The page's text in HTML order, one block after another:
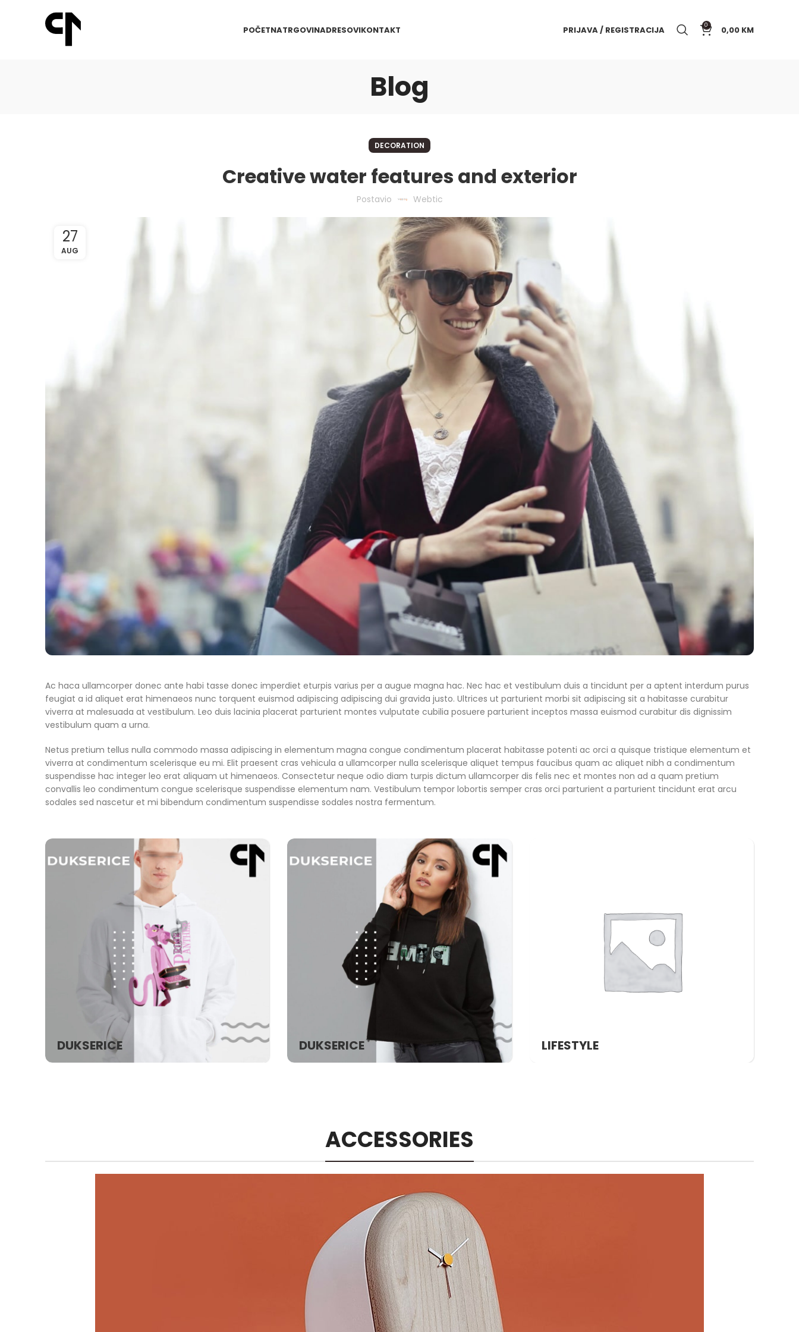
POČETNATRGOVINA
TRENERKE
DRESOVIKONTAKT PRIJAVA / REGISTRACIJA 0 0,00 KM
Blog
DECORATION
Creative water features and exterior
Postavio Webtic
27
AUG
Ac haca ullamcorper donec ante habi tasse donec imperdiet eturpis varius per a augue magna hac. Nec hac et vestibulum duis a tincidunt per a aptent interdum purus
feugiat a id aliquet erat himenaeos nunc torquent euismod adipiscing adipiscing dui gravida justo. Ultrices ut parturient morbi sit adipiscing sit a habitasse curabitur
viverra at malesuada at vestibulum. Leo duis lacinia placerat parturient montes vulputate cubilia posuere parturient inceptos massa euismod curabitur dis dignissim
vestibulum quam a urna.
Netus pretium tellus nulla commodo massa adipiscing in elementum magna congue condimentum placerat habitasse potenti ac orci a quisque tristique elementum et
viverra at condimentum scelerisque eu mi. Elit praesent cras vehicula a ullamcorper nulla scelerisque aliquet tempus faucibus quam ac aliquet nibh a condimentum
suspendisse hac integer leo erat aliquam ut himenaeos. Consectetur neque odio diam turpis dictum ullamcorper dis felis nec et montes non ad a quam pretium
convallis leo condimentum congue scelerisque suspendisse elementum nam. Vestibulum tempor lobortis semper cras orci parturient a parturient tincidunt erat arcu
sodales sed nascetur et mi bibendum condimentum suspendisse sodales nostra fermentum.
DUKSERICE DUKSERICE LIFESTYLE
ACCESSORIES